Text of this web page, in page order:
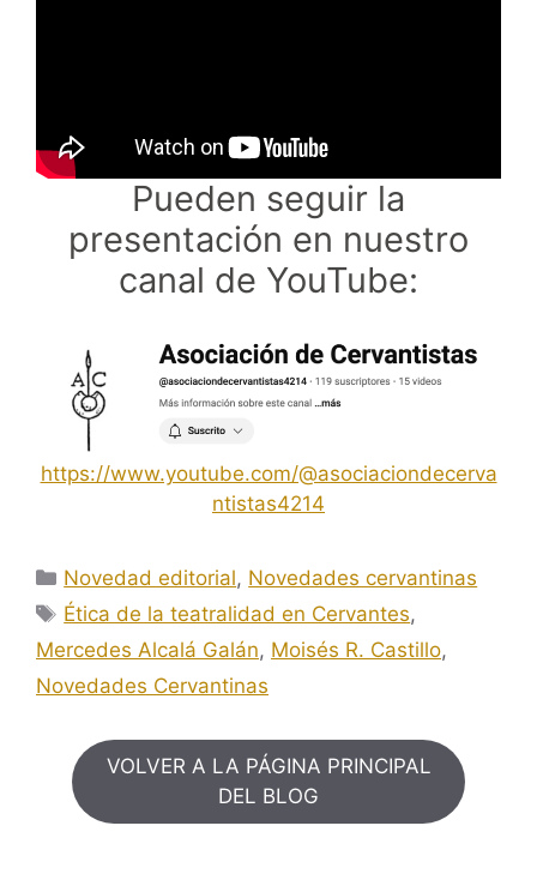
Pueden seguir la
presentación en nuestro
canal de YouTube:
https://www.youtube.com/@asociaciondecerva
ntistas4214
Categorías
Novedad editorial, Novedades cervantinas
Etiquetas
Ética de la teatralidad en Cervantes,
Mercedes Alcalá Galán, Moisés R. Castillo,
Novedades Cervantinas
VOLVER A LA PÁGINA PRINCIPAL
DEL BLOG